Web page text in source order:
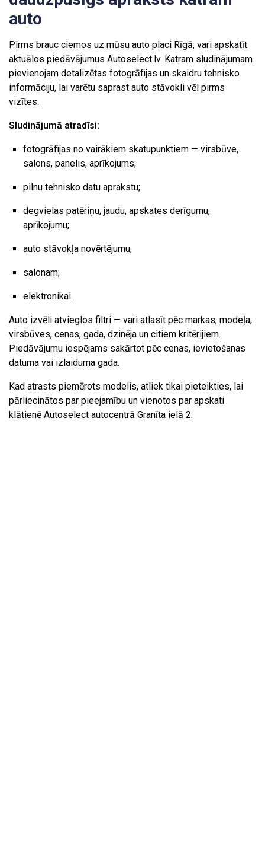
auto
Pirms brauc ciemos uz mūsu auto placi Rīgā, vari apskatīt
aktuālos piedāvājumus Autoselect.lv. Katram sludinājumam
pievienojam detalizētas fotogrāfijas un skaidru tehnisko
informāciju, lai varētu saprast auto stāvokli vēl pirms
vizītes.
Sludinājumā atradīsi:
fotogrāfijas no vairākiem skatupunktiem — virsbūve,
salons, panelis, aprīkojums;
pilnu tehnisko datu aprakstu;
degvielas patēriņu, jaudu, apskates derīgumu,
aprīkojumu;
auto stāvokļa novērtējumu;
salonam;
elektronikai.
Auto izvēli atvieglos filtri — vari atlasīt pēc markas, modeļa,
virsbūves, cenas, gada, dzinēja un citiem kritērijiem.
Piedāvājumu iespējams sakārtot pēc cenas, ievietošanas
datuma vai izlaiduma gada.
Kad atrasts piemērots modelis, atliek tikai pieteikties, lai
pārliecinātos par pieejamību un vienotos par apskati
klātienē Autoselect autocentrā Granīta ielā 2.